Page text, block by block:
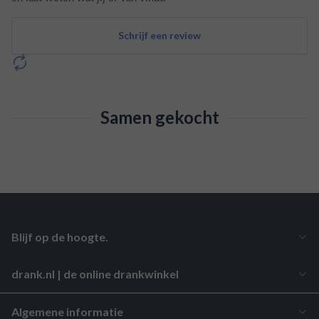
Schrijf een review
Samen gekocht
drank.nl | de online drankwinkel
Algemene informatie
Blijf op de hoogte.